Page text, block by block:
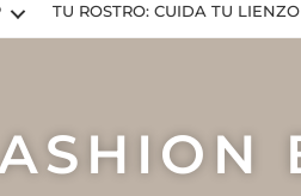
TU ROSTRO: CUIDA TU LIENZO